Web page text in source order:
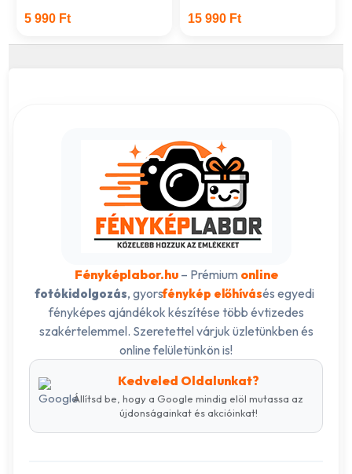
5 990 Ft 15 990 Ft
Fényképlabor.hu– Prémium online
fotókidolgozás, gyorsfénykép előhívásés egyedi
fényképes ajándékok készítése több évtizedes
szakértelemmel. Szeretettel várjuk üzletünkben és
online felületünkön is!
Kedveled Oldalunkat?
Állítsd be, hogy a Google mindig elöl mutassa az
újdonságainkat és akcióinkat!